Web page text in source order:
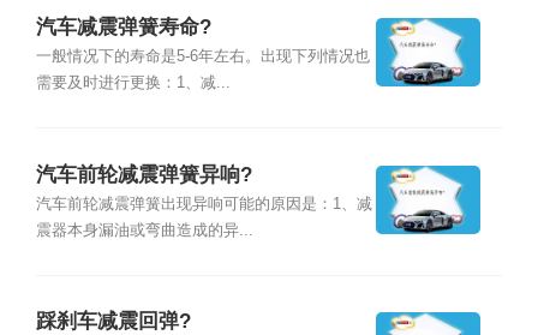
汽车减震弹簧寿命?
一般情况下的寿命是5-6年左右。出现下列情况也
需要及时进行更换：1、减...
汽车前轮减震弹簧异响?
汽车前轮减震弹簧出现异响可能的原因是：1、减
震器本身漏油或弯曲造成的异...
踩刹车减震回弹?